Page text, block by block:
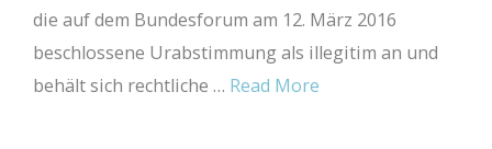
die auf dem Bundesforum am 12. März 2016
beschlossene Urabstimmung als illegitim an und
behält sich rechtliche … Read More